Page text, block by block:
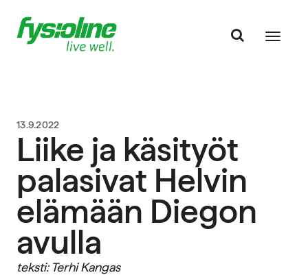
13.9.2022
Liike ja käsityöt
palasivat Helvin
elämään Diegon
avulla
teksti: Terhi Kangas